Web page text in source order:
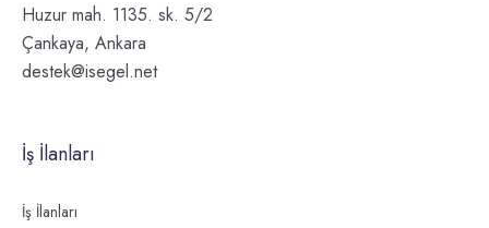
Huzur mah. 1135. sk. 5/2
Çankaya, Ankara
destek@isegel.net
İş İlanları
İş İlanları